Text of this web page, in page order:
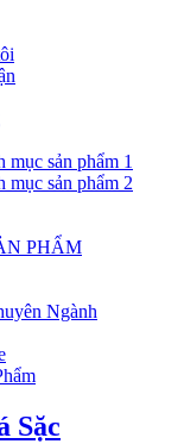
mục sản phẩm 1
mục sản phẩm 2
PHẨM
Ngành
Sặc